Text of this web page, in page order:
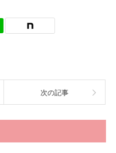
次の記事